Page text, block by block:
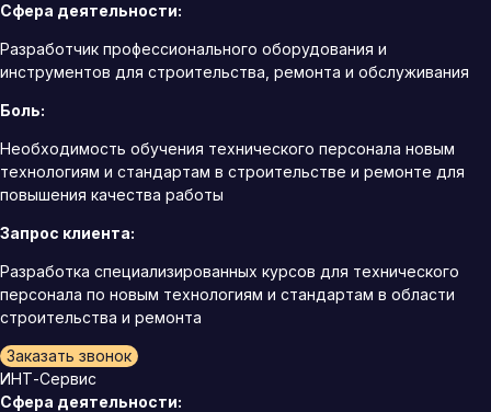
Сфера деятельности:
Разработчик профессионального оборудования и
инструментов для строительства, ремонта и обслуживания
Боль:
Необходимость обучения технического персонала новым
технологиям и стандартам в строительстве и ремонте для
повышения качества работы
Запрос клиента:
Разработка специализированных курсов для технического
персонала по новым технологиям и стандартам в области
строительства и ремонта
Заказать звонок
ИНТ-Сервис
Сфера деятельности: